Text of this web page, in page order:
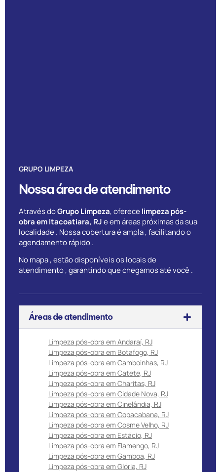
GRUPO LIMPEZA
Nossa área de atendimento
Através doGrupo Limpeza, oferece limpeza pós-
obra em Itacoatiara, RJe em áreas próximas da sua
localidade . Nossa cobertura é ampla , facilitando o
agendamento rápido .
No mapa , estão disponíveis os locais de
atendimento , garantindo que chegamos até você .
Áreas de atendimento
Limpeza pós-obra em Andaraí, RJ
Limpeza pós-obra em Botafogo, RJ
Limpeza pós-obra em Camboinhas, RJ
Limpeza pós-obra em Catete, RJ
Limpeza pós-obra em Charitas, RJ
Limpeza pós-obra em Cidade Nova, RJ
Limpeza pós-obra em Cinelândia, RJ
Limpeza pós-obra em Copacabana, RJ
Limpeza pós-obra em Cosme Velho, RJ
Limpeza pós-obra em Estácio, RJ
Limpeza pós-obra em Flamengo, RJ
Limpeza pós-obra em Gamboa, RJ
Limpeza pós-obra em Glória, RJ